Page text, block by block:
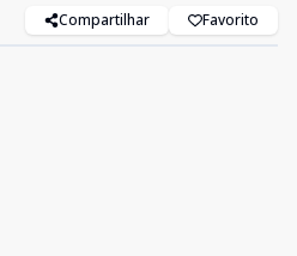
Compartilhar Favorito